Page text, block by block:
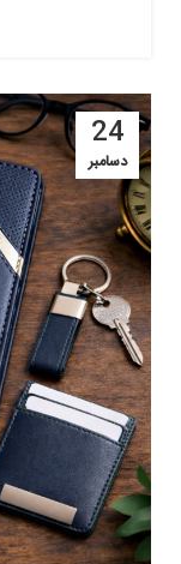
24
دسامبر